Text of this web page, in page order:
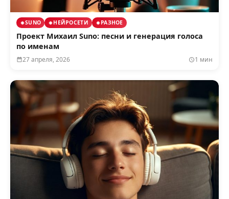
SUNO НЕЙРОСЕТИ РАЗНОЕ
Проект Михаил Suno: песни и генерация голоса
по именам
27 апреля, 2026 1 мин